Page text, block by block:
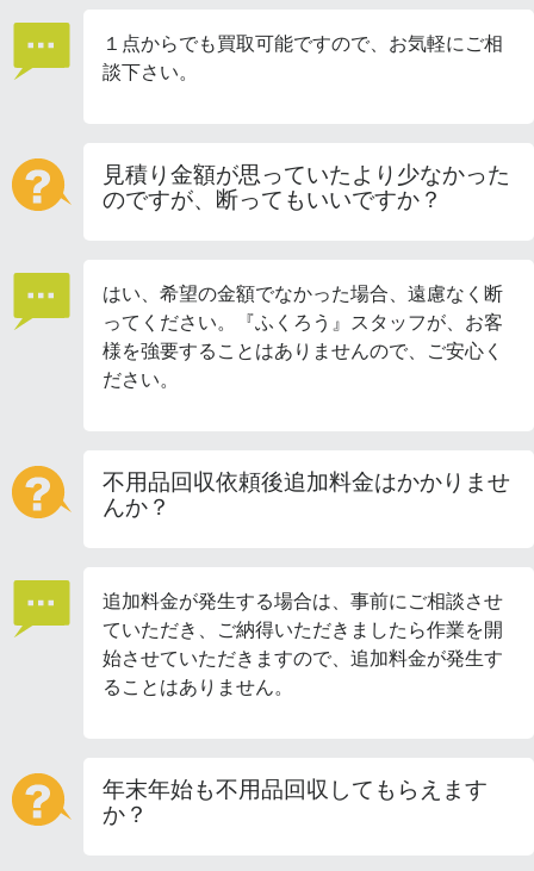
１点からでも買取可能ですので、お気軽にご相
談下さい。
見積り金額が思っていたより少なかった
のですが、断ってもいいですか？
はい、希望の金額でなかった場合、遠慮なく断
ってください。『ふくろう』スタッフが、お客
様を強要することはありませんので、ご安心く
ださい。
不用品回収依頼後追加料金はかかりませ
んか？
追加料金が発生する場合は、事前にご相談させ
ていただき、ご納得いただきましたら作業を開
始させていただきますので、追加料金が発生す
ることはありません。
年末年始も不用品回収してもらえます
か？